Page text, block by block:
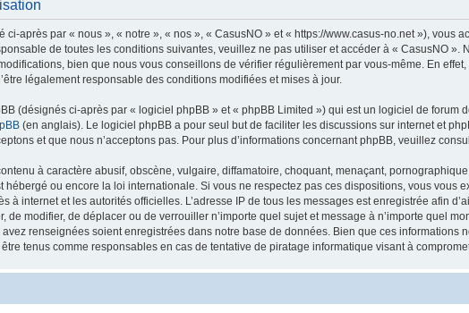
ci-après par « nous », « notre », « nos », « CasusNO » et « https://www.casus-no.net »), vous
de toutes les conditions suivantes, veuillez ne pas utiliser et accéder à « CasusNO
bien que nous vous conseillons de vérifier régulièrement par vous-même. En
légalement responsable des conditions modifiées et mises à jour.
(désignés ci-après par « logiciel phpBB » et « phpBB Limited ») qui est un logiciel de forum
(en anglais). Le logiciel phpBB a pour seul but de faciliter les discussions sur internet et
et que nous n’acceptons pas. Pour plus d’informations concernant phpBB, veuillez
à caractère abusif, obscène, vulgaire, diffamatoire, choquant, menaçant,
hébergé ou encore la loi internationale. Si vous ne respectez pas ces dispositions, vous vous
à internet et les autorités officielles. L’adresse IP de tous les messages est enregistrée afin
de modifier, de déplacer ou de verrouiller n’importe quel sujet et message à n’importe quel
renseignées soient enregistrées dans notre base de données. Bien que ces informations
tenus comme responsables en cas de tentative de piratage informatique visant à